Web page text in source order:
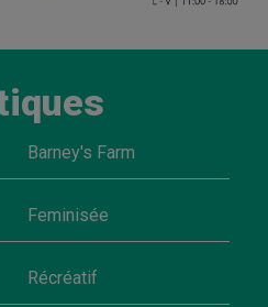
Barney's Farm
Feminisée
Récréatif